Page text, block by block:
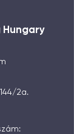
Hungary
2a.